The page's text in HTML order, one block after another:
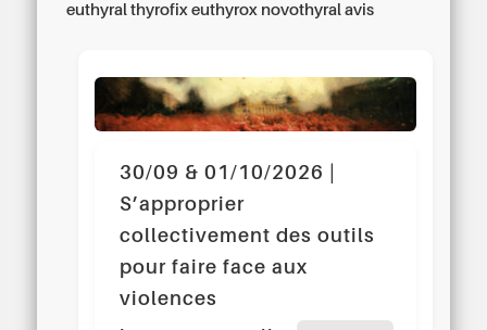
euthyral thyrofix euthyrox novothyral avis
30/09 & 01/10/2026 |
S’approprier
collectivement des outils
pour faire face aux
violences